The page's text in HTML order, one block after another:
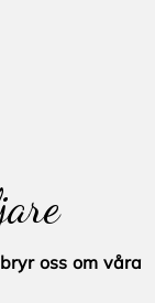
oss om våra